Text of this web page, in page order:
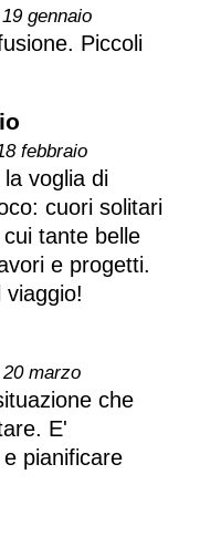
gennaio
Piccoli
febbraio
voglia di
cuori solitari
tante belle
e progetti.
viaggio!
marzo
che
E'
pianificare